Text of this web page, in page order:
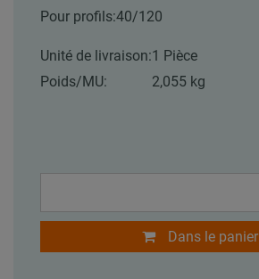
Pour profils:40/120
Unité de livraison:1 Pièce
Poids/MU:
2,055 kg
Dans le panier